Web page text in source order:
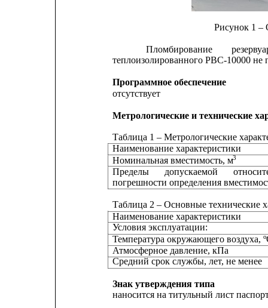
Рисунок 1 –
Пломбирование
теплоизолированного РВС-10000 не
Программное обеспечение
отсутствует
Метрологические и технические
Таблица 1 – Метрологические
Наименование характеристики
Номинальная вместимость, м3
Пределы допускаемой
погрешности определения
Таблица 2 – Основные технические
Наименование характеристики
Условия эксплуатации:
Температура окружающего воздуха, о
Атмосферное давление, кПа
Средний срок службы, лет, не менее
Знак утверждения типа
наносится на титульный лист